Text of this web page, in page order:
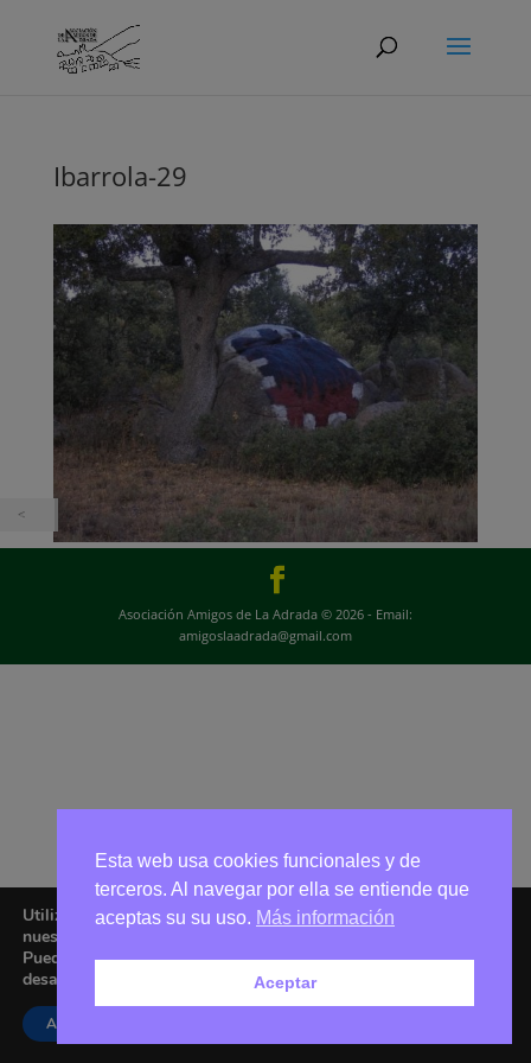
Ibarrola-29
Asociación Amigos de La Adrada © 2026 - Email:
amigoslaadrada@gmail.com
Utilizamos cookies para ofrecerte la mejor experiencia en
nuestra web.
Puedes aprender más sobre qué cookies utilizamos o
desactivarlas en los
Aceptar
Esta web usa cookies funcionales y de
terceros. Al navegar por ella se entiende que
aceptas su su uso. Más información
Aceptar